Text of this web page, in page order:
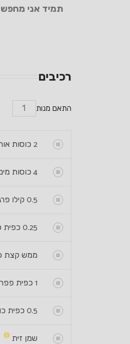
תמיד אני
רכיבים
התאם מנות
2 כוסות
4 כוסות
0.5 קילו
0.25 כפית
ממש קצת
1 כפית
0.5 כפית
שמן זית